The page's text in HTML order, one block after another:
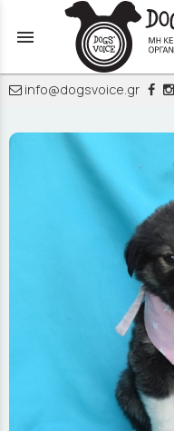
menu
info@dogsvoice.gr